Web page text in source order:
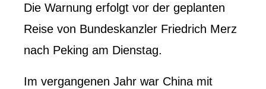
Die Warnung erfolgt vor der geplanten
Reise von Bundeskanzler Friedrich Merz
nach Peking am Dienstag.
Im vergangenen Jahr war China mit